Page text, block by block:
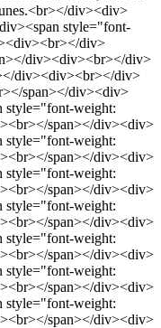
div><div>
style="font-
div>
div><div><br></div>
div><div><br></div>
span></div><div>
style="font-weight:
span></div><div>
style="font-weight:
span></div><div>
style="font-weight:
span></div><div>
style="font-weight:
span></div><div>
style="font-weight:
span></div><div>
style="font-weight:
span></div><div>
style="font-weight:
span></div><div>